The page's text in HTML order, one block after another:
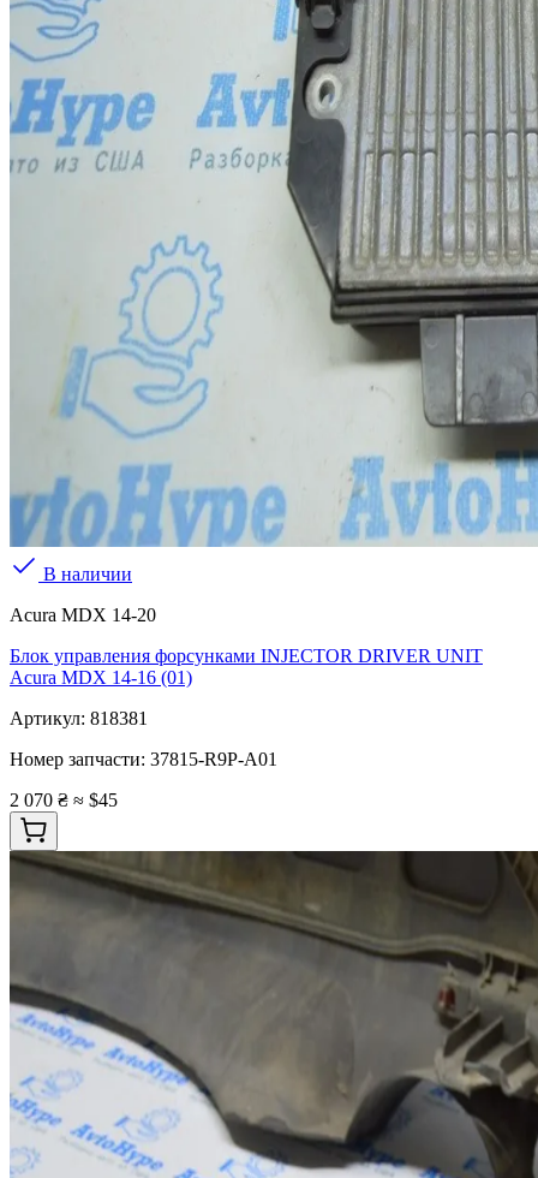
В наличии
Acura MDX 14-20
Блок управления форсунками INJECTOR DRIVER UNIT
Acura MDX 14-16 (01)
Артикул: 818381
Номер запчасти: 37815-R9P-A01
2 070 ₴ ≈ $45